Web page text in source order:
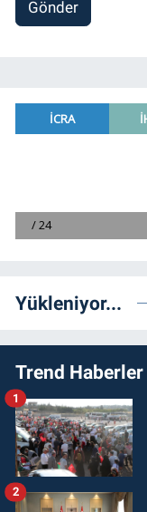
Gönder
Yükleniyor...
Trend Haberler
1
2